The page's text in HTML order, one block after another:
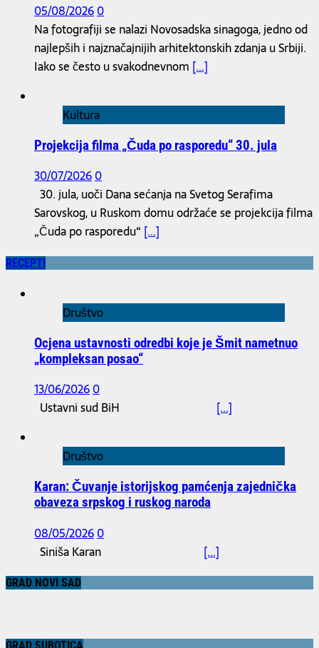
05/08/20260
Na fotografiji se nalazi Novosadska sinagoga, jedno od
najlepših i najznačajnijih arhitektonskih zdanja u Srbiji.
Iako se često u svakodnevnom [...]
Kultura
Projekcija filma „Čuda po rasporedu“ 30. jula
30/07/20260
30. jula, uoči Dana sećanja na Svetog Serafima
Sarovskog, u Ruskom domu održaće se projekcija filma
„Čuda po rasporedu“ [...]
RECEPTI
Društvo
Ocjena ustavnosti odredbi koje je Šmit nametnuo
„kompleksan posao“
13/06/20260
Ustavni sud BiH [...]
Društvo
Karan: Čuvanje istorijskog pamćenja zajednička
obaveza srpskog i ruskog naroda
08/05/20260
Siniša Karan [...]
GRAD NOVI SAD
GRAD SUBOTICA